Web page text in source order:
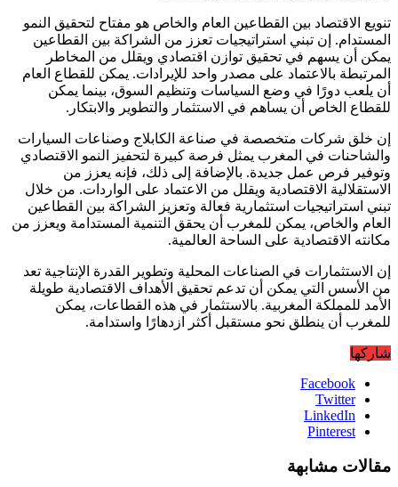
تنويع الاقتصاد بين القطاعين العام والخاص هو مفتاح لتحقيق النمو
المستدام. إن تبني استراتيجيات تعزز من الشراكة بين القطاعين
يمكن أن يسهم في تحقيق توازن اقتصادي ويقلل من المخاطر
المرتبطة بالاعتماد على مصدر واحد للإيرادات. يمكن للقطاع العام
أن يلعب دورًا في وضع السياسات وتنظيم السوق، بينما يمكن
للقطاع الخاص أن يساهم في الاستثمار والتطوير والابتكار.
إن خلق شركات متخصصة في صناعة الكابلاج وصناعات السيارات
والشاحنات في المغرب يمثل فرصة كبيرة لتحفيز النمو الاقتصادي
وتوفير فرص عمل جديدة. بالإضافة إلى ذلك، فإنه يعزز من
الاستقلالية الاقتصادية ويقلل من الاعتماد على الواردات. من خلال
تبني استراتيجيات استثمارية فعالة وتعزيز الشراكة بين القطاعين
العام والخاص، يمكن للمغرب أن يحقق التنمية المستدامة ويعزز من
مكانته الاقتصادية على الساحة العالمية.
إن الاستثمارات في الصناعات المحلية وتطوير القدرة الإنتاجية تعد
من الأسس التي يمكن أن تدعم تحقيق الأهداف الاقتصادية طويلة
الأمد للمملكة المغربية. بالاستثمار في هذه القطاعات، يمكن
للمغرب أن ينطلق نحو مستقبل أكثر ازدهارًا واستدامة.
شاركها
Facebook
Twitter
LinkedIn
Pinterest
مقالات مشابهة